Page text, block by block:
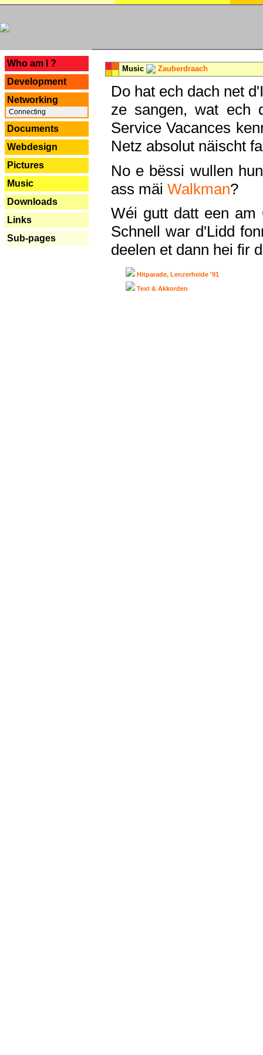
Who am I ?
Development
Networking
Connecting
Documents
Webdesign
Pictures
Music
Downloads
Links
Sub-pages
Music Zauberdraach
Do hat ech dach net
ze sangen, wat ech
Service Vacances
Netz absolut näischt
No e bëssi wullen
ass mäi Walkman?
Wéi gutt datt een am
Schnell war d'Lidd
deelen et dann hei fir
Hitparade, Lenzerheide '91
Text & Akkorden